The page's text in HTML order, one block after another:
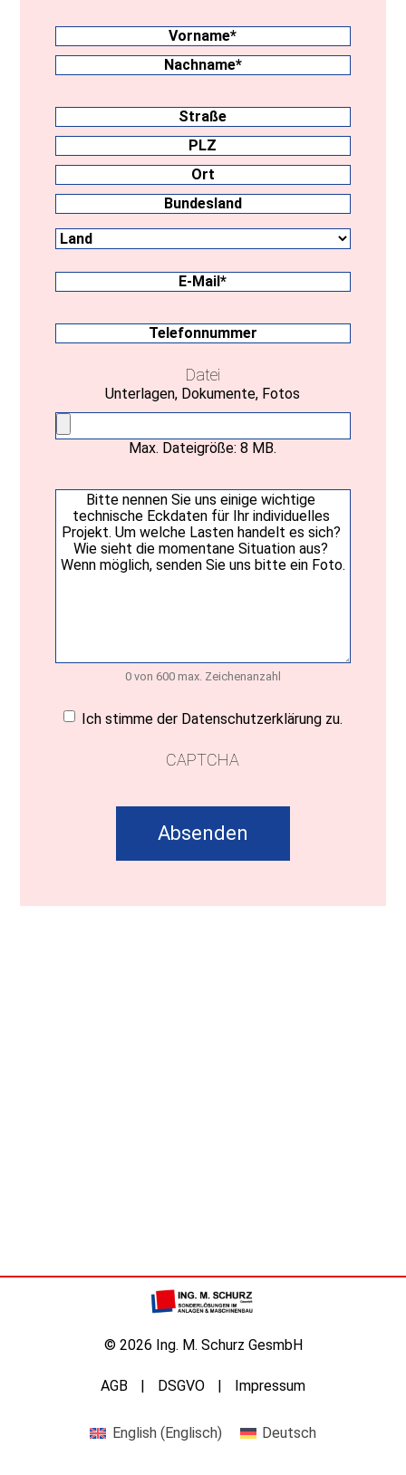
Nachname(erforderlich)
Vorname
Anschrift
Straße
PLZ
Ort
E-
Mail(erforderlich)
Telefonnummer
Datei
Unterlagen, Dokumente, Fotos
Max. Dateigröße: 8 MB.
Ihre
Nachricht(erforderlich)
0 von 600 max. Zeichenanzahl
Einwilligung(erforderlich)
Ich stimme der Datenschutzerklärung zu.
CAPTCHA
© 2026 Ing. M. Schurz GesmbH
AGB DSGVO Impressum
English(Englisch) Deutsch